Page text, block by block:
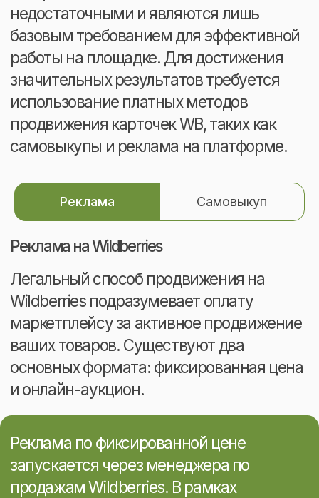
Реклама Самовыкуп
Она запрещена многими площадками —
на Wildberries и Ozon даже есть
отдельная система, которая анализирует
продажи и выявляет нарушения.
За самовыкуп есть наказания —
от штрафа до блокировки личного
кабинета. Но многие селлеры
пользуются им.